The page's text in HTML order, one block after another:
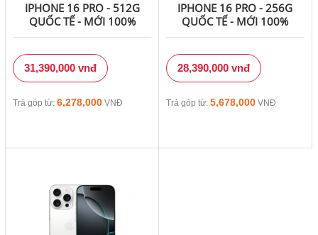
IPHONE 16 PRO - 512G
QUỐC TẾ - MỚI 100%
31,390,000 vnđ
Trả góp từ:6,278,000 VNĐ
IPHONE 16 PRO - 256G
QUỐC TẾ - MỚI 100%
28,390,000 vnđ
Trả góp từ: 5,678,000VNĐ